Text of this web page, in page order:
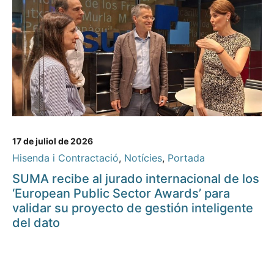
17 de juliol de 2026
Hisenda i Contractació, Notícies, Portada
SUMA recibe al jurado internacional de los
‘European Public Sector Awards’ para
validar su proyecto de gestión inteligente
del dato